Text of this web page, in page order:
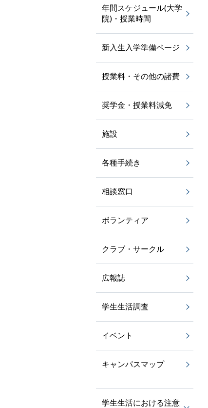
年間スケジュール(大学
院)・授業時間
新入生入学準備ページ
授業料・その他の諸費
奨学金・授業料減免
施設
各種手続き
相談窓口
ボランティア
クラブ・サークル
広報誌
学生生活調査
イベント
キャンパスマップ
学生生活における注意